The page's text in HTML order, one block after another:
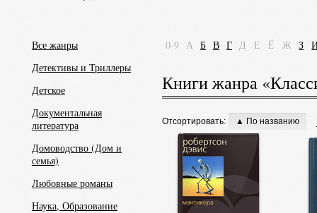
Все жанры
Детективы и Триллеры
Детское
Документальная
литература
Домоводство (Дом и
семья)
Любовные романы
Наука, Образование
0-9 А Б В Г Д Е Ё Ж З
Книги жанра
Отсортировать: ▲ По названию